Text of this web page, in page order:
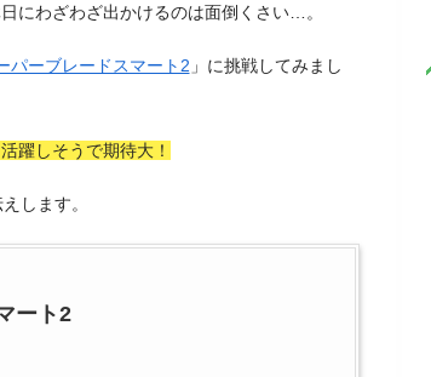
にわざわざ出かけるのは面倒くさい…。
パーブレードスマート2 」に挑戦してみまし
躍しそうで期待大！
します。
ート2